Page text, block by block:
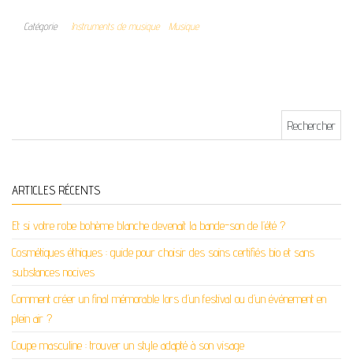
Catégorie Instruments de musique Musique
ARTICLES RÉCENTS
Et si votre robe bohème blanche devenait la bande-son de l’été ?
Cosmétiques éthiques : guide pour choisir des soins certifiés bio et sans
substances nocives
Comment créer un final mémorable lors d’un festival ou d’un événement en
plein air ?
Coupe masculine : trouver un style adapté à son visage